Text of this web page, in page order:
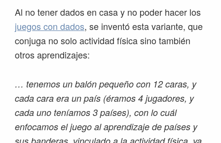
Al no tener dados en casa y no poder hacer los
juegos con dados, se inventó esta variante, que
conjuga no solo actividad física sino también
otros aprendizajes:
… tenemos un balón pequeño con 12 caras, y
cada cara era un país (éramos 4 jugadores, y
cada uno teníamos 3 países), con lo cuál
enfocamos el juego al aprendizaje de países y